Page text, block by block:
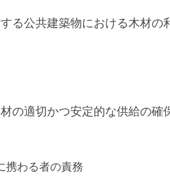
る公共建築物における木材の
の適切かつ安定的な供給の確
携わる者の責務